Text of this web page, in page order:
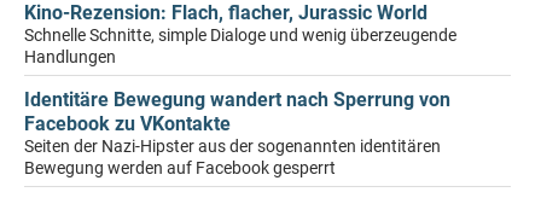
Kino-Rezension: Flach, flacher, Jurassic World
Schnelle Schnitte, simple Dialoge und wenig überzeugende
Handlungen
Identitäre Bewegung wandert nach Sperrung von
Facebook zu VKontakte
Seiten der Nazi-Hipster aus der sogenannten identitären
Bewegung werden auf Facebook gesperrt